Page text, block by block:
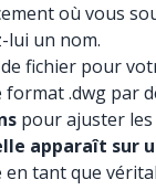
où vous
lui un nom.
fichier pour
format .dwg par
pour ajuster
apparaît sur
tant que